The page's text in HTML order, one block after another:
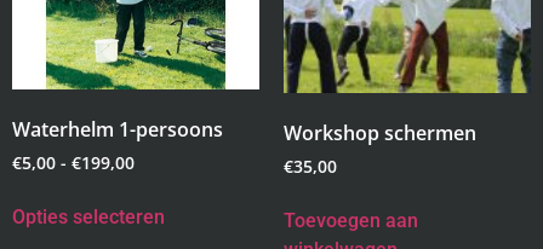
Waterhelm 1-persoons
€5,00 - €199,00
Opties selecteren
Workshop schermen
€35,00
Toevoegen aan